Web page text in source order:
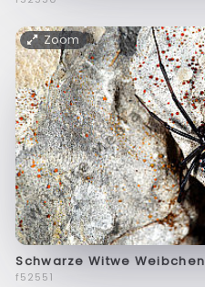
Zoom
Schwarze Witwe Weibchen
f52551